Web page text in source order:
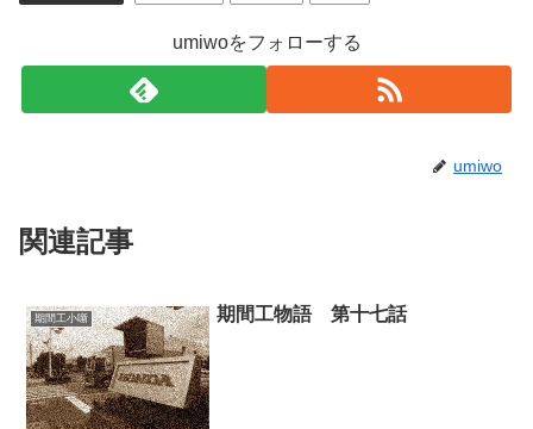
umiwoをフォローする
umiwo
関連記事
期間工小噺 期間工物語 第十七話